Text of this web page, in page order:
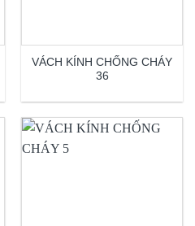
VÁCH KÍNH CHỐNG CHÁY
36